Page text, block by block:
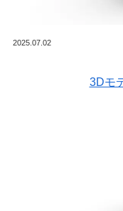
2025.07.02
3Dモ